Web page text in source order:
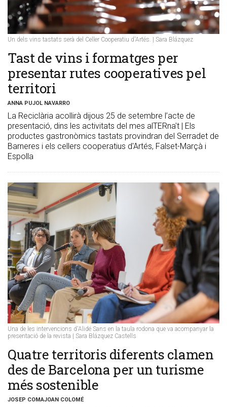
Un dels vins tastats serà del Celler Cooperatiu d'Artés. | Sara Blázquez
Tast de vins i formatges per
presentar rutes cooperatives pel
territori
ANNA PUJOL NAVARRO
La Reciclària acollirà dijous 25 de setembre l’acte de
presentació, dins les activitats del mes alTERna't | Els
productes gastronòmics tastats provindran del Serradet de
Barneres i els cellers cooperatius d'Artés, Falset-Marçà i
Espolla
Una de les intervencions d'Alidé Sans en la taula rodona que va acompanyar la
presentació de la revista | Sara Blázquez Castells
​Quatre territoris diferents clamen
des de Barcelona per un turisme
més sostenible
JOSEP COMAJOAN COLOMÉ